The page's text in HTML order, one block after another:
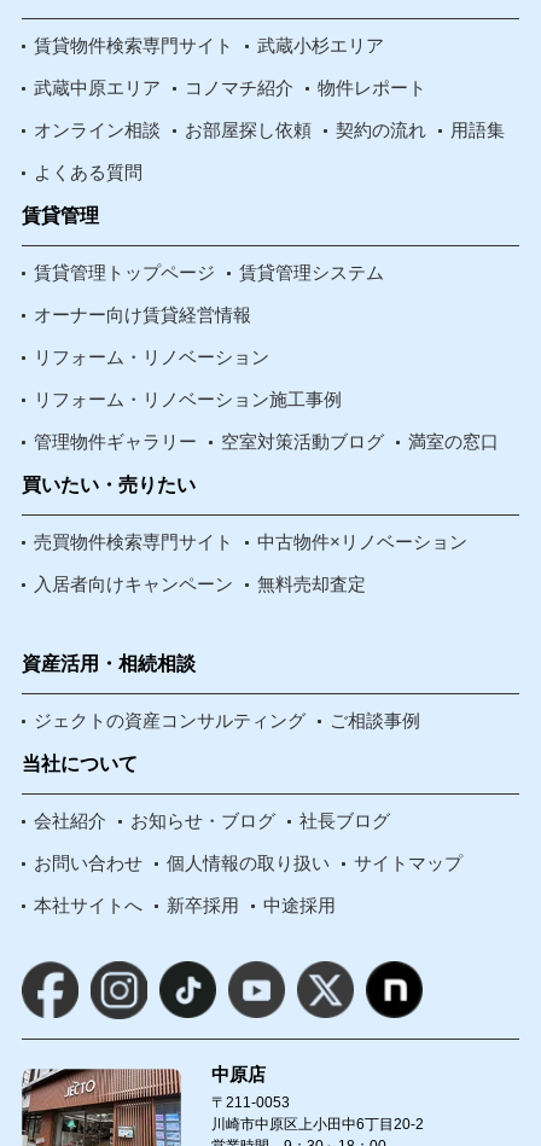
賃貸物件検索専門サイト 武蔵小杉エリア
武蔵中原エリア コノマチ紹介 物件レポート
オンライン相談 お部屋探し依頼 契約の流れ 用語集
よくある質問
賃貸管理
賃貸管理トップページ 賃貸管理システム
オーナー向け賃貸経営情報
リフォーム・リノベーション
リフォーム・リノベーション施工事例
管理物件ギャラリー 空室対策活動ブログ 満室の窓口
買いたい・売りたい
売買物件検索専門サイト 中古物件×リノベーション
入居者向けキャンペーン 無料売却査定
資産活用・相続相談
ジェクトの資産コンサルティング ご相談事例
当社について
会社紹介 お知らせ・ブログ 社長ブログ
お問い合わせ 個人情報の取り扱い サイトマップ
本社サイトへ 新卒採用 中途採用
中原店
〒211-0053
川崎市中原区上小田中6丁目20-2